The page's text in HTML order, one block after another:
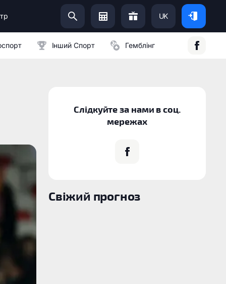
UK
Інший Спорт Гемблінг
Слідкуйте за нами в соц.
мережах
Свіжий прогноз